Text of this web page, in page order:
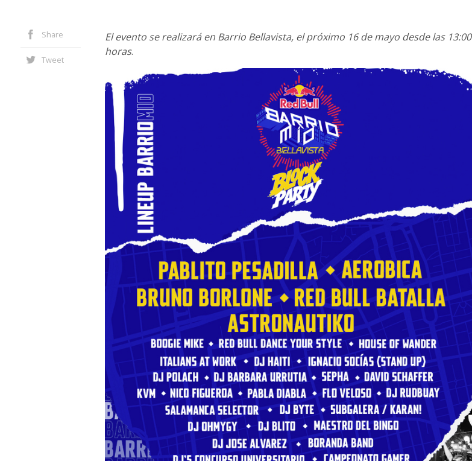
Share
Tweet
El evento se realizará en Barrio Bellavista, el próximo 16 de mayo desde las 13:00
horas.